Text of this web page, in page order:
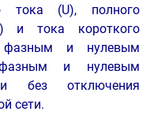
тока (U), полного
и тока короткого
и нулевым
и нулевым
без отключения
сети.